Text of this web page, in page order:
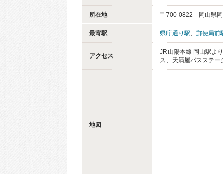
所在地 〒700-0822 岡山県
最寄駅 県庁通り駅、 郵便局前
アクセス
JR山陽本線 岡山駅よ
ス、天満屋バスステー
地図